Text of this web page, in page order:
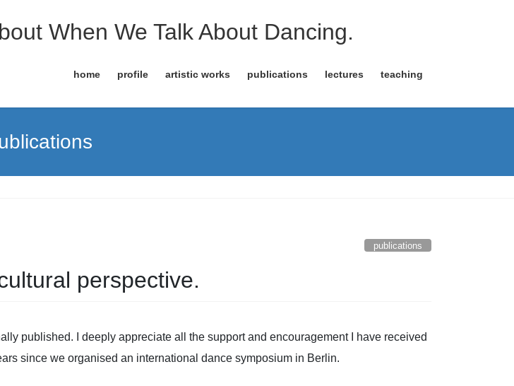
When We Talk About Dancing.
home profile artistic works publications lectures teaching
publications
perspective.
published. I deeply appreciate all the support and encouragement I have received
since we organised an international dance symposium in Berlin.